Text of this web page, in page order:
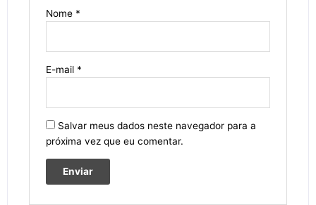
Nome *
E-mail *
Salvar meus dados neste navegador para a
próxima vez que eu comentar.